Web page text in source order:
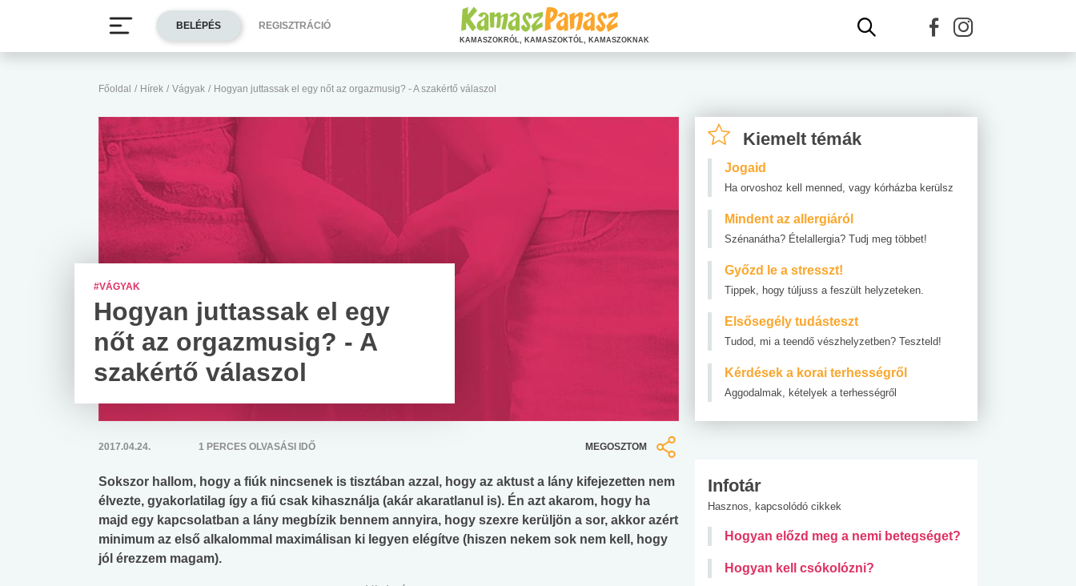
Főoldal / Hírek / Vágyak / Hogyan juttassak el egy nőt az orgazmusig? - A szakértő válaszol
#VÁGYAK
Hogyan juttassak el egy
nőt az orgazmusig? - A
szakértő válaszol
2017.04.24. 1 PERCES OLVASÁSI IDŐ MEGOSZTOM
Sokszor hallom, hogy a fiúk nincsenek is tisztában azzal, hogy az aktust a lány kifejezetten nem
élvezte, gyakorlatilag így a fiú csak kihasználja (akár akaratlanul is). Én azt akarom, hogy ha
majd egy kapcsolatban a lány megbízik bennem annyira, hogy szexre kerüljön a sor, akkor azért
minimum az első alkalommal maximálisan ki legyen elégítve (hiszen nekem sok nem kell, hogy
jól érezzem magam).
Kiemelt témák
Jogaid
Ha orvoshoz kell menned, vagy kórházba kerülsz
Mindent az allergiáról
Szénanátha? Ételallergia? Tudj meg többet!
Győzd le a stresszt!
Tippek, hogy túljuss a feszült helyzeteken.
Elsősegély tudásteszt
Tudod, mi a teendő vészhelyzetben? Teszteld!
Kérdések a korai terhességről
Aggodalmak, kételyek a terhességről
Infotár
Hasznos, kapcsolódó cikkek
Hogyan előzd meg a nemi betegséget?
Hogyan kell csókolózni?
BELÉPÉS REGISZTRÁCIÓ
KAMASZOKRÓL, KAMASZOKTÓL, KAMASZOKNAK